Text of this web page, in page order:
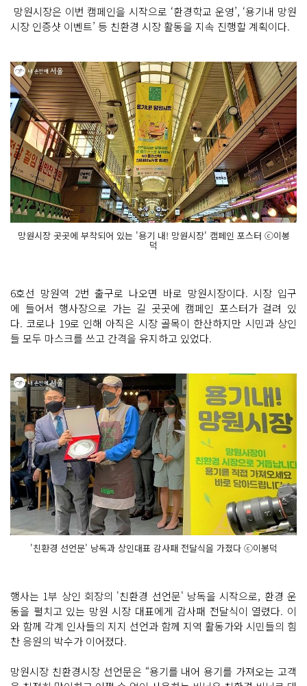
망원시장은 이번 캠페인을 시작으로 ‘환경학교 운영’, ‘용기내 망원
시장 인증샷 이벤트’ 등 친환경 시장 활동을 지속 진행할 계획이다.
망원시장 곳곳에 부착되어 있는 '용기 내! 망원시장' 캠페인 포스터 ⓒ이봉
덕
6호선 망원역 2번 출구로 나오면 바로 망원시장이다. 시장 입구
에 들어서 행사장으로 가는 길 곳곳에 캠페인 포스터가 걸려 있
다. 코로나 19로 인해 아직은 시장 골목이 한산하지만 시민과 상인
들 모두 마스크를 쓰고 간격을 유지하고 있었다.
'친환경 선언문' 낭독과 상인대표 감사패 전달식을 가졌다 ⓒ이봉덕
행사는 1부 상인 회장의 '친환경 선언문' 낭독을 시작으로, 환경 운
동을 펼치고 있는 망원 시장 대표에게 감사패 전달식이 열렸다. 이
와 함께 각계 인사들의 지지 선언과 함께 지역 활동가와 시민들의 힘
찬 응원의 박수가 이어졌다.
망원시장 친환경시장 선언문은 “용기를 내어 용기를 가져오는 고객